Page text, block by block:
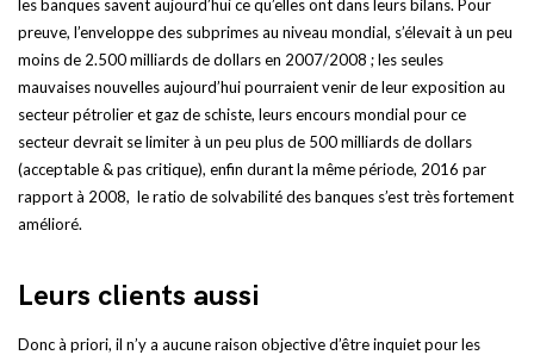
les banques savent aujourd’hui ce qu’elles ont dans leurs bilans. Pour
preuve, l’enveloppe des subprimes au niveau mondial, s’élevait à un peu
moins de 2.500 milliards de dollars en 2007/2008 ; les seules
mauvaises nouvelles aujourd’hui pourraient venir de leur exposition au
secteur pétrolier et gaz de schiste, leurs encours mondial pour ce
secteur devrait se limiter à un peu plus de 500 milliards de dollars
(acceptable & pas critique), enfin durant la même période, 2016 par
rapport à 2008, le ratio de solvabilité des banques s’est très fortement
amélioré.
Leurs clients aussi
Donc à priori, il n’y a aucune raison objective d’être inquiet pour les